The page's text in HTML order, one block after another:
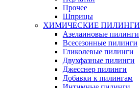
Прочее
Шприцы
ХИМИЧЕСКИЕ ПИЛИНГИ
Азелаиновые пилинги
Всесезонные пилинги
Гликолевые пилинги
Двухфазные пилинги
Джесснер пилинги
Добавки к пилингам